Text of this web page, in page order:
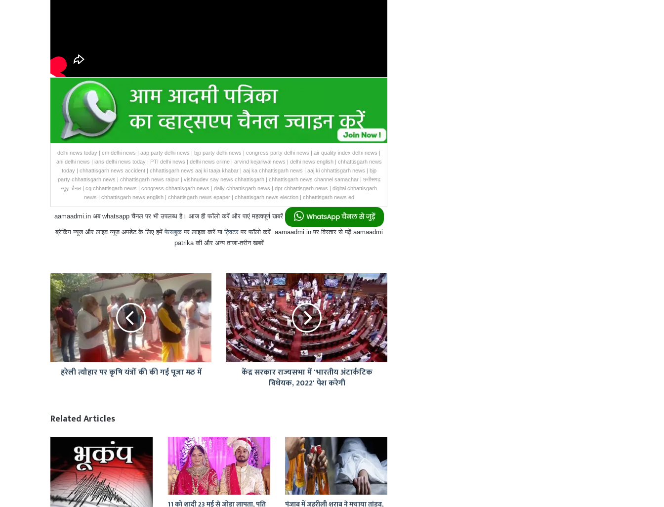
delhi news today | cm delhi news | aap party delhi news | bjp party delhi news | congress party delhi news | air quality index delhi news |
ani delhi news | ians delhi news today | PTI delhi news | delhi news crime | arvind kejariwal news | delhi news english | chhattisgarh news
today | chhattisgarh news accident | chhattisgarh news aaj ki taaja khabar | aaj ka chhattisgarh news | aaj ki chhattisgarh news | bjp
party chhattisgarh news | chhattisgarh news raipur | vishnudev say news chhattisgarh | chhattisgarh news channel samachar | छत्तीसगढ़
न्यूज़ चैनल | cg chhattisgarh news | congress chhattisgarh news | daily chhattisgarh news | dpr chhattisgarh news | digital chhattisgarh
news | chhattisgarh news english | chhattisgarh news epaper | chhattisgarh news election | chhattisgarh news ed
aamaadmi.in अब whatsapp चैनल पर भी उपलब्ध है। आज ही फॉलो करें और पाएं महत्वपूर्ण खबरें
ब्रेकिंग न्यूज और लाइव न्यूज अपडेट के लिए हमेंफेसबुकपर लाइक करें याट्विटरपर फॉलो करें. aamaadmi.in पर विस्तार से पढ़ें aamaadmi
patrika की और अन्य ताजा-तरीन खबरें
हरेली
त्यौहार
पर
कृषि
यंत्रों
की
की
गई
पूजा
हरेली त्यौहार पर कृषि यंत्रों की की गई पूजा मठ में
केंद्र
सरकार
राज्यसभा
में
'भारतीय
अंटार्कटिक
विधेयक,
2022'
पेश
केंद्र सरकार राज्यसभा में 'भारतीय अंटार्कटिक
विधेयक, 2022' पेश करेगी
Related Articles
11 को शादी 23 मई से जोड़ा लापता, पति पंजाब में जहरीली शराब ने मचाया तांडव,